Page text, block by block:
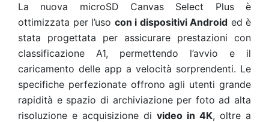
La nuova microSD Canvas Select Plus è
ottimizzata per l’uso con i dispositivi Android ed è
stata progettata per assicurare prestazioni con
classificazione A1, permettendo l’avvio e il
caricamento delle app a velocità sorprendenti. Le
specifiche perfezionate offrono agli utenti grande
rapidità e spazio di archiviazione per foto ad alta
risoluzione e acquisizione di video in 4K, oltre a